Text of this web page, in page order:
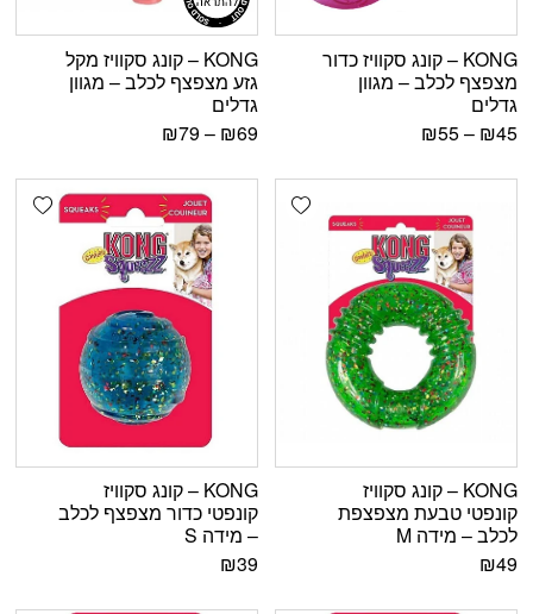
KONG – קונג סקוויז כדור
מצפצף לכלב – מגוון
גדלים
₪45
–
₪55
KONG – קונג סקוויז מקל
גזע מצפצף לכלב – מגוון
גדלים
₪69
–
₪79
Add wishlist
KONG – קונג סקוויז
קונפטי טבעת מצפצפת
לכלב – מידה M
₪49
KONG – קונג סקוויז
קונפטי כדור מצפצף לכלב
– מידה S
₪39